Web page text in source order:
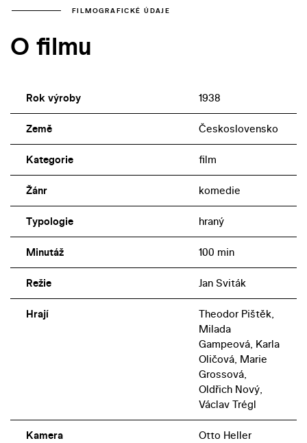
FILMOGRAFICKÉ ÚDAJE
O filmu
Rok výroby 1938
Země Československo
Kategorie film
Žánr komedie
Typologie hraný
Minutáž 100 min
Režie Jan Sviták
Hrají
Theodor Pištěk,
Milada
Gampeová, Karla
Oličová, Marie
Grossová,
Oldřich Nový,
Václav Trégl
Kamera Otto Heller